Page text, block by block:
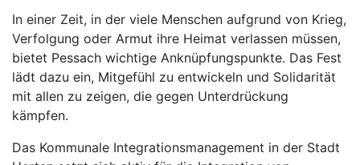
In einer Zeit, in der viele Menschen aufgrund von Krieg,
Verfolgung oder Armut ihre Heimat verlassen müssen,
bietet Pessach wichtige Anknüpfungspunkte. Das Fest
lädt dazu ein, Mitgefühl zu entwickeln und Solidarität
mit allen zu zeigen, die gegen Unterdrückung
kämpfen.
Das Kommunale Integrationsmanagement in der Stadt